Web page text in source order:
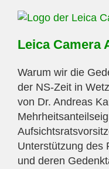
Leica Camera
Warum wir die
der NS-Zeit in
von Dr. Andreas
Unterstützung des
und deren